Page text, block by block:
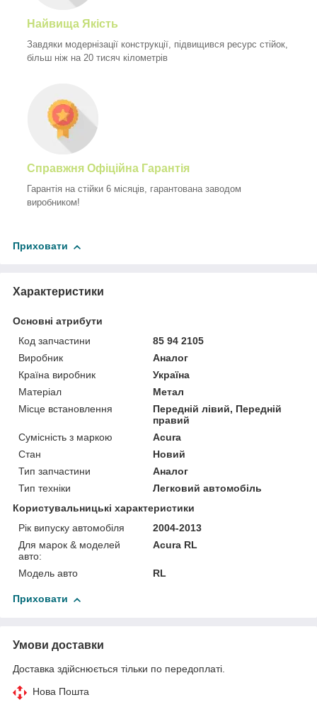
Найвища Якість
Завдяки модернізації конструкції, підвищився ресурс стійок,
більш ніж на 20 тисяч кілометрів
Справжня Офіційна Гарантія
Гарантія на стійки 6 місяців, гарантована заводом
виробником!
Приховати
Характеристики
Основні атрибути
Код запчастини
85 94 2105
Виробник
Аналог
Країна виробник
Україна
Матеріал
Метал
Місце встановлення
Передній лівий, Передній
правий
Сумісність з маркою
Acura
Стан
Новий
Тип запчастини
Аналог
Тип техніки
Легковий автомобіль
Користувальницькі характеристики
Рік випуску автомобіля
2004-2013
Для марок & моделей
авто:
Acura RL
Модель авто RL
Приховати
Умови доставки
Доставка здійснюється тільки по передоплаті.
Нова Пошта